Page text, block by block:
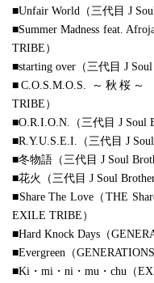
■Unfair World（三代目 J
■Summer Madness feat.
TRIBE）
■starting over（三代目 J
■C.O.S.M.O.S. ～秋桜～
TRIBE）
■O.R.I.O.N.（三代目 J Soul
■R.Y.U.S.E.I.（三代目 J
■冬物語（三代目 J Soul
■花火（三代目 J Soul
■Share The Love（THE
EXILE TRIBE）
■Hard Knock Days（
■Evergreen（
■Ki・mi・ni・mu・chu（